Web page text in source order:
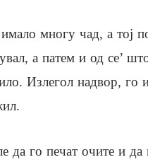
многу чад, а тој
а патем и од се’
Излегол надвор, го
го печат очите и да